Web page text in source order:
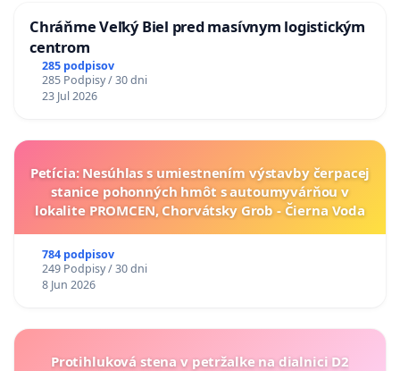
Chráňme Veľký Biel pred masívnym logistickým
centrom
285 podpisov
285 Podpisy / 30 dni
23 Jul 2026
Petícia: Nesúhlas s umiestnením výstavby čerpacej
stanice pohonných hmôt s autoumyvárňou v
lokalite PROMCEN, Chorvátsky Grob - Čierna Voda
784 podpisov
249 Podpisy / 30 dni
8 Jun 2026
Protihluková stena v petržalke na dialnici D2